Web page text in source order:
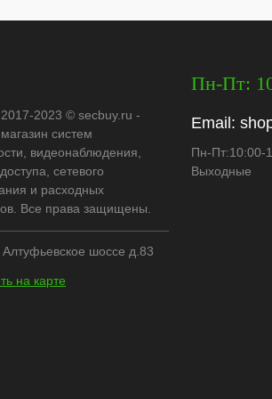
2023 © secbuy.ru -
систем
видеонаблюдения,
сетевого
и расходных
Все права защищены.
Алтуфьевское шоссе д.83
на карте
Пн-Пт:
Email:
Пн-Пт:10:00-
Выходные